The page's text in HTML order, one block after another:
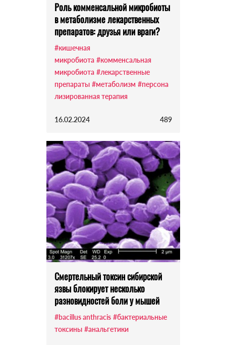
Роль комменсальной микробиоты
в метаболизме лекарственных
препаратов: друзья или враги?
#кишечная
микробиота #комменсальная
микробиота #лекарственные
препараты #метаболизм #персона
лизированная терапия
16.02.2024 489
Смертельный токсин сибирской
язвы блокирует несколько
разновидностей боли у мышей
#bacillus anthracis #бактериальные
токсины #анальгетики